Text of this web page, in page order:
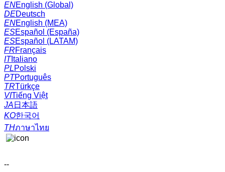
ENEnglish (Global)
DEDeutsch
ENEnglish (MEA)
ESEspañol (España)
ESEspañol (LATAM)
FRFrançais
ITItaliano
PLPolski
PTPortuguês
TRTürkçe
VITiếng Việt
JA 日本語
KO한국어
THภาษาไทย
--